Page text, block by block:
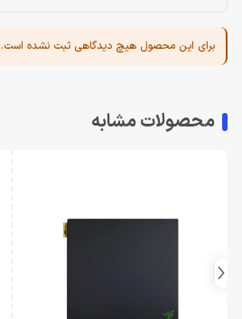
برای این محصول هیچ دیدگاهی ثبت نشده است.
محصولات مشابه